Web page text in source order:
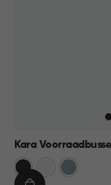
Kara
Antraciet Blauw